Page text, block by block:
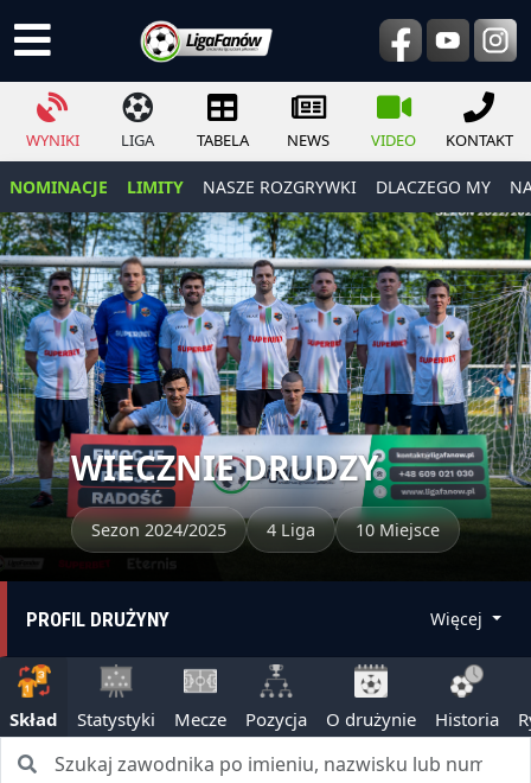
WYNIKI LIGA TABELA NEWS VIDEO KONTAKT
NOMINACJE LIMITY NASZE ROZGRYWKI DLACZEGO MY
WIECZNIE DRUDZY
Sezon 2024/2025 4 Liga 10 Miejsce
PROFIL DRUŻYNY Więcej
Skład Statystyki Mecze Pozycja O drużynie Historia